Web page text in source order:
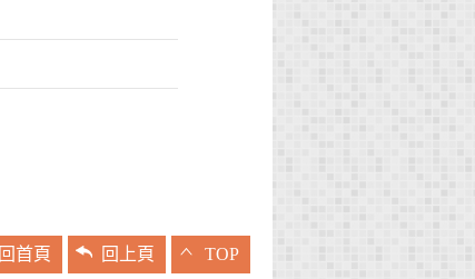
回首頁 回上頁 TOP